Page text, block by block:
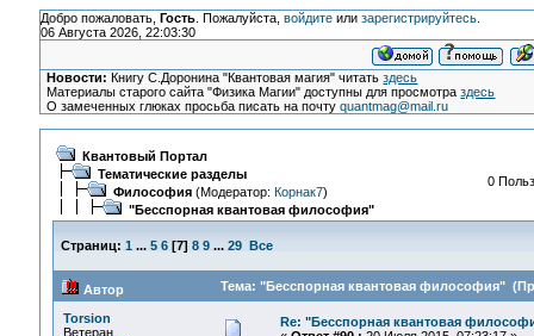
Добро пожаловать, Гость. Пожалуйста, войдитеили зарегистрируйтесь.
06 Августа 2026, 22:03:30
Новости: Книгу С.Доронина "Квантовая магия" читатьздесь
Материалы старого сайта "Физика Магии" доступны для просмотраздесь
О замеченных глюках просьба писать на почтуquantmag@mail.ru
Квантовый Портал
Тематические разделы
Философия(Модератор: Корнак7)
"Бесспорная квантовая философия"
0
Страниц: 1 ... 5 6[7] 8 9 ... 29 Все
Автор Тема: "Бесспорная квантовая философия"
Torsion
Ветеран
Re: "Бесспорная квантовая